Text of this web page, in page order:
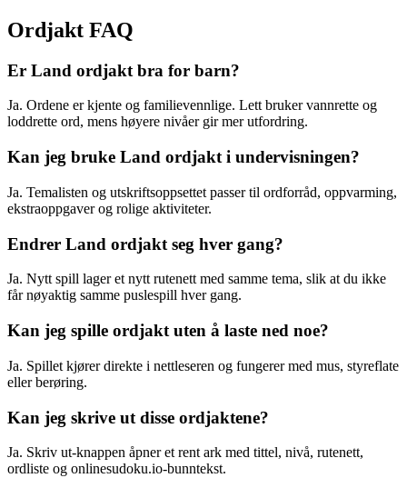
Ordjakt FAQ
Er Land ordjakt bra for barn?
Ja. Ordene er kjente og familievennlige. Lett bruker vannrette og
loddrette ord, mens høyere nivåer gir mer utfordring.
Kan jeg bruke Land ordjakt i undervisningen?
Ja. Temalisten og utskriftsoppsettet passer til ordforråd, oppvarming,
ekstraoppgaver og rolige aktiviteter.
Endrer Land ordjakt seg hver gang?
Ja. Nytt spill lager et nytt rutenett med samme tema, slik at du ikke
får nøyaktig samme puslespill hver gang.
Kan jeg spille ordjakt uten å laste ned noe?
Ja. Spillet kjører direkte i nettleseren og fungerer med mus, styreflate
eller berøring.
Kan jeg skrive ut disse ordjaktene?
Ja. Skriv ut-knappen åpner et rent ark med tittel, nivå, rutenett,
ordliste og onlinesudoku.io-bunntekst.